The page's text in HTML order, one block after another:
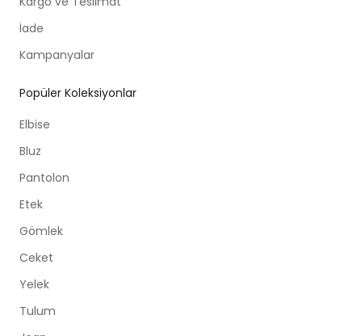
İade
Kampanyalar
Popüler Koleksiyonlar
Elbise
Bluz
Pantolon
Etek
Gömlek
Ceket
Yelek
Tulum